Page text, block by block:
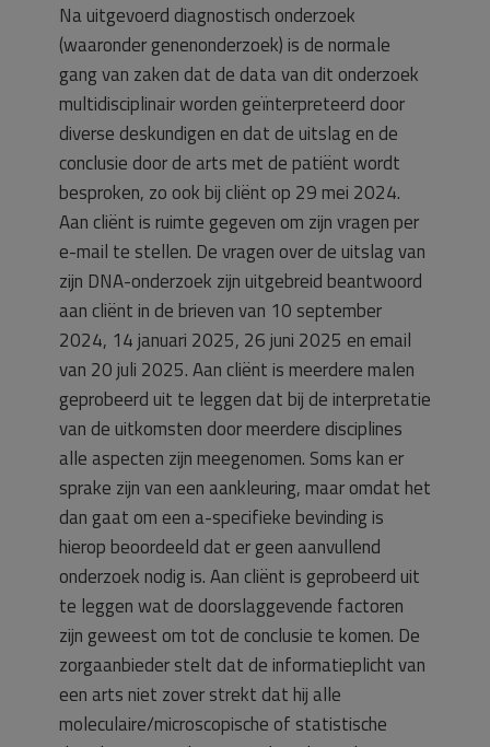
Na uitgevoerd diagnostisch onderzoek
(waaronder genenonderzoek) is de normale
gang van zaken dat de data van dit onderzoek
multidisciplinair worden geïnterpreteerd door
diverse deskundigen en dat de uitslag en de
conclusie door de arts met de patiënt wordt
besproken, zo ook bij cliënt op 29 mei 2024.
Aan cliënt is ruimte gegeven om zijn vragen per
e-mail te stellen. De vragen over de uitslag van
zijn DNA-onderzoek zijn uitgebreid beantwoord
aan cliënt in de brieven van 10 september
2024, 14 januari 2025, 26 juni 2025 en email
van 20 juli 2025. Aan cliënt is meerdere malen
geprobeerd uit te leggen dat bij de interpretatie
van de uitkomsten door meerdere disciplines
alle aspecten zijn meegenomen. Soms kan er
sprake zijn van een aankleuring, maar omdat het
dan gaat om een a-specifieke bevinding is
hierop beoordeeld dat er geen aanvullend
onderzoek nodig is. Aan cliënt is geprobeerd uit
te leggen wat de doorslaggevende factoren
zijn geweest om tot de conclusie te komen. De
zorgaanbieder stelt dat de informatieplicht van
een arts niet zover strekt dat hij alle
moleculaire/microscopische of statistische